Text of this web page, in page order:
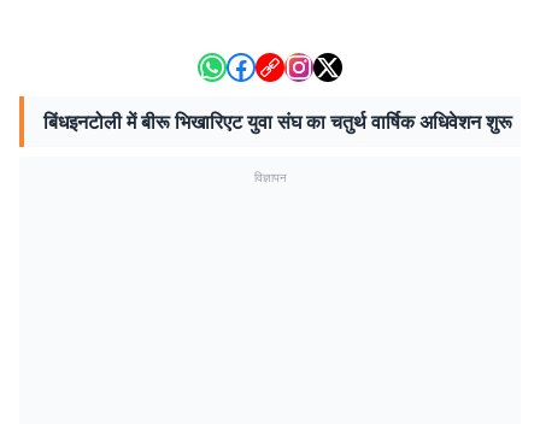
बिंधइनटोली में बीरू भिखारिएट युवा संघ का चतुर्थ वार्षिक अधिवेशन शुरू
विज्ञापन